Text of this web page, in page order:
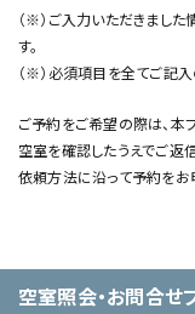
（※）ご入力いただきまし
す。
（※）必須項目を全てご記入
ご予約をご希望の際は、本
空室を確認したうえでご返
依頼方法に沿って予約をお
空室照会・お問合せ